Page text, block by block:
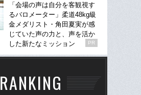
「会場の声は自分を客観視す
るバロメーター」柔道48kg級
金メダリスト・角田夏実が感
じていた声の力と、声を活か
した新たなミッション
PR
RANKING